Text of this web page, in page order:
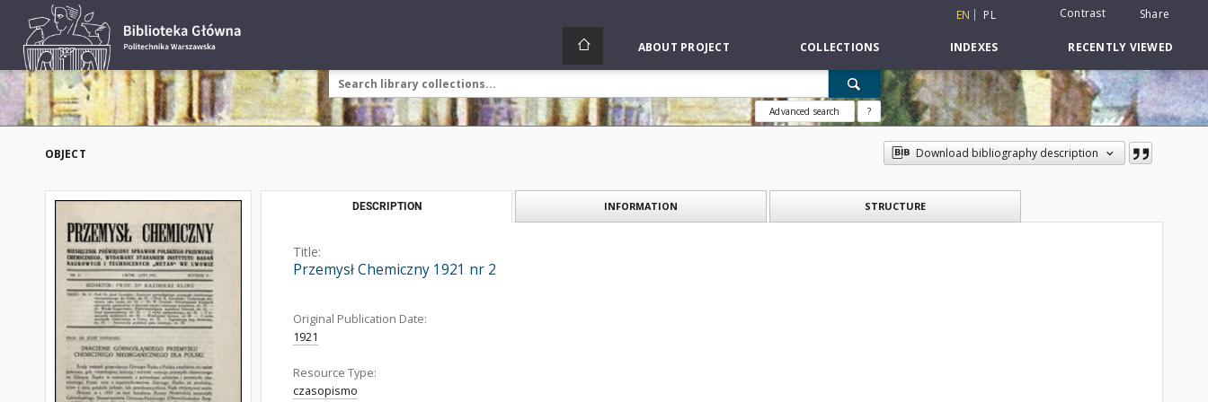
EN PL Contrast Share
ABOUT PROJECT COLLECTIONS INDEXES RECENTLY VIEWED
Advanced search ?
OBJECT Download bibliography description
DESCRIPTION INFORMATION STRUCTURE
Title:
Przemysł Chemiczny 1921 nr 2
Original Publication Date:
1921
Resource Type:
czasopismo